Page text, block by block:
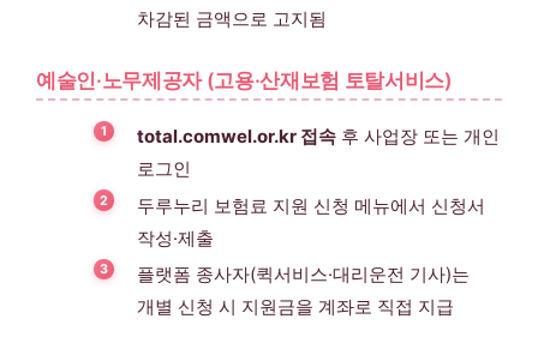
차감된 금액으로 고지됨
예술인·노무제공자 (고용·산재보험 토탈서비스)
total.comwel.or.kr 접속 후 사업장 또는 개인
로그인
두루누리 보험료 지원 신청 메뉴에서 신청서
작성·제출
플랫폼 종사자(퀵서비스·대리운전 기사)는
개별 신청 시 지원금을 계좌로 직접 지급